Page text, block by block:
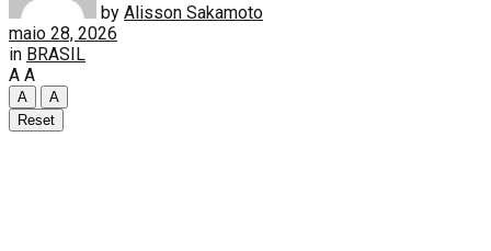
by Alisson Sakamoto
maio 28, 2026
in BRASIL
A A
A
A
Reset